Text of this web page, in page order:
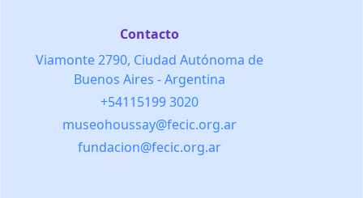
Contacto
Viamonte 2790, Ciudad Autónoma de
Buenos Aires - Argentina
+54115199 3020
museohoussay@fecic.org.ar
fundacion@fecic.org.ar